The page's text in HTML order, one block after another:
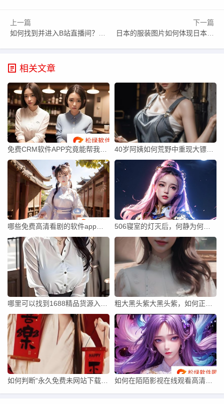
上一篇
如何找到并进入B站直播间？有疑问的观众必看！
下一篇
日本的服装图片如何体现日本独特的街头时尚和传统文化？
相关文章